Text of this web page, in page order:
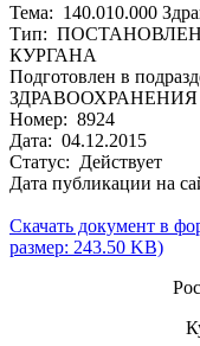
Тема: 140.010.000
Тип:
КУРГАНА
Подготовлен в
ЗДРАВООХРАНЕНИЯ
Номер: 8924
Дата: 04.12.2015
Статус: Действует
Дата публикации на
Скачать документ в
размер: 243.50 KB)